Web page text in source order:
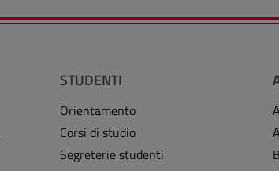
STUDENTI
Orientamento
Corsi di studio
Segreterie studenti